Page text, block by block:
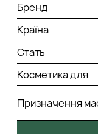
Бренд
Країна
Стать
Косметика для
Призначення